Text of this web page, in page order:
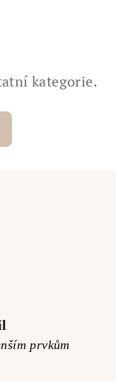
kategorie.
prvkům